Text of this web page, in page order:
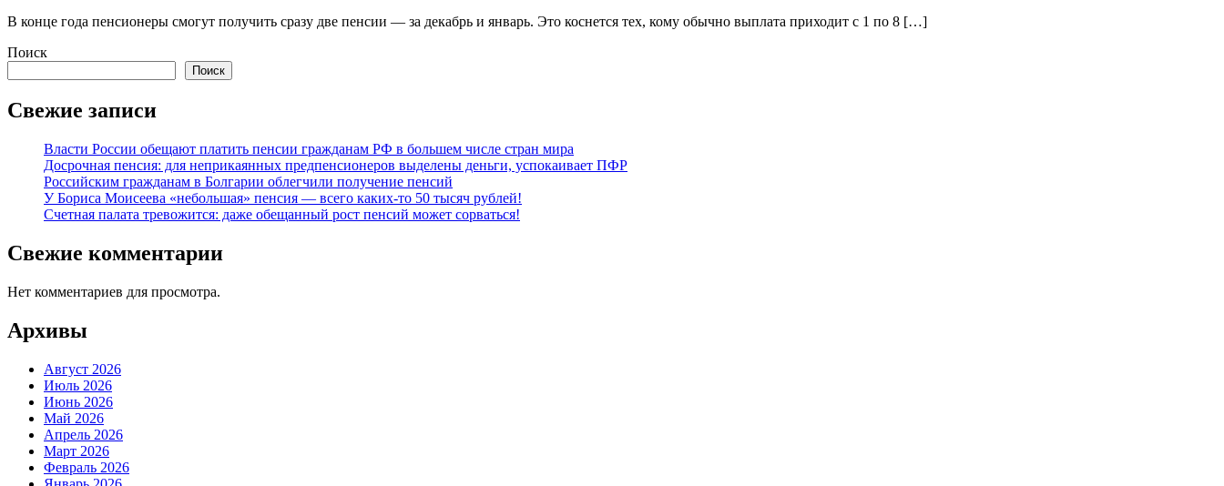
В конце года пенсионеры смогут получить сразу две пенсии — за декабрь и январь. Это коснется тех, кому обычно выплата приходит с 1 по 8 […]
Поиск
Поиск
Свежие записи
Власти России обещают платить пенсии гражданам РФ в большем числе стран мира
Досрочная пенсия: для неприкаянных предпенсионеров выделены деньги, успокаивает ПФР
Российским гражданам в Болгарии облегчили получение пенсий
У Бориса Моисеева «небольшая» пенсия — всего каких-то 50 тысяч рублей!
Счетная палата тревожится: даже обещанный рост пенсий может сорваться!
Свежие комментарии
Нет комментариев для просмотра.
Архивы
Август 2026
Июль 2026
Июнь 2026
Май 2026
Апрель 2026
Март 2026
Февраль 2026